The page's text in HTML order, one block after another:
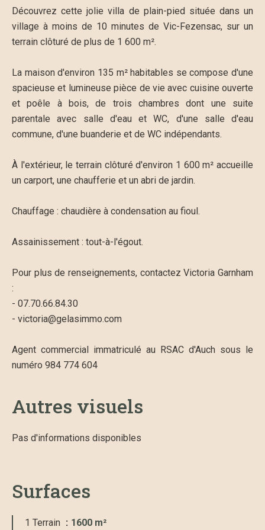
Découvrez cette jolie villa de plain-pied située dans un
village à moins de 10 minutes de Vic-Fezensac, sur un
terrain clôturé de plus de 1 600 m².
La maison d'environ 135 m² habitables se compose d'une
spacieuse et lumineuse pièce de vie avec cuisine ouverte
et poêle à bois, de trois chambres dont une suite
parentale avec salle d'eau et WC, d'une salle d'eau
commune, d'une buanderie et de WC indépendants.
À l'extérieur, le terrain clôturé d'environ 1 600 m² accueille
un carport, une chaufferie et un abri de jardin.
Chauffage : chaudière à condensation au fioul.
Assainissement : tout-à-l'égout.
Pour plus de renseignements, contactez Victoria Garnham
:
- 07.70.66.84.30
- victoria@gelasimmo.com
Agent commercial immatriculé au RSAC d'Auch sous le
numéro 984 774 604
Autres visuels
Pas d'informations disponibles
Surfaces
1 Terrain
1600 m²